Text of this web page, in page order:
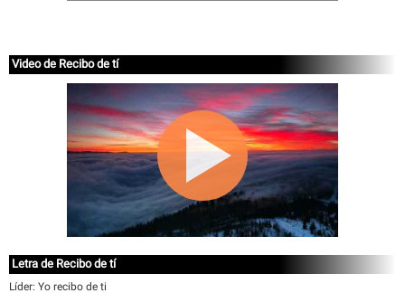
Video de Recibo de tí
Letra de Recibo de tí
Líder: Yo recibo de ti